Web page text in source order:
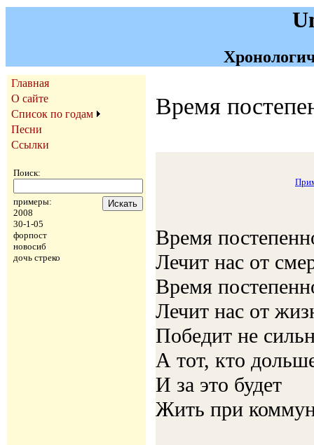
Главная
О сайте
Список по годам
Песни
Ссылки
Поиск:
примеры:
2008
30-1-05
форпост
новосиб
дочь стреко
Время
Время
Лечит нас от
Время
Лечит нас от
Победит не
А тот, кто
И за это будет
Жить при